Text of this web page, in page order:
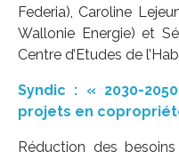
Federia), Caroline
Wallonie Energie) et
Centre d’Etudes de
Syndic : « 2030-
projets en
Réduction des